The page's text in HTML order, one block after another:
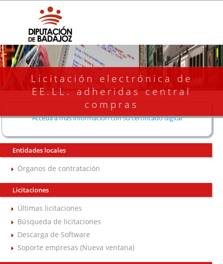
Licitación electrónica de
EE.LL. adheridas central
compras
Acceda a más información con su certificado digital
Entidades locales
Órganos de contratación
Licitaciones
Últimas licitaciones
Búsqueda de licitaciones
Descarga de Software
Soporte empresas (Nueva ventana)